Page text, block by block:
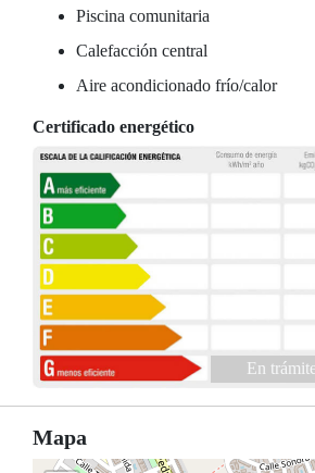
Piscina comunitaria
Calefacción central
Aire acondicionado frío/calor
Certificado energético
En trámite
Mapa